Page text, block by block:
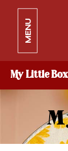
MENU
My Little Box